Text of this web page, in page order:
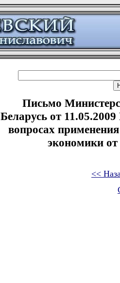
Письмо
Беларусь от
вопросах
экономики
<<